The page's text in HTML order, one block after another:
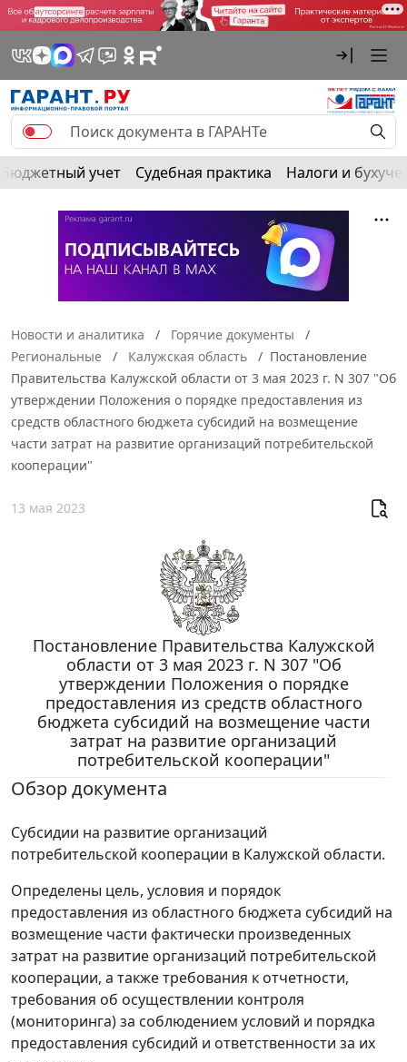
Бюджетный учет Судебная практика Налоги и
Новости и аналитика
Горячие документы
Региональные
Калужская область
Постановление
Правительства Калужской области от 3 мая 2023 г. N 307 "Об
утверждении Положения о порядке предоставления из
средств областного бюджета субсидий на возмещение
части затрат на развитие организаций потребительской
кооперации"
13 мая 2023
Постановление Правительства Калужской
области от 3 мая 2023 г. N 307 "Об
утверждении Положения о порядке
предоставления из средств областного
бюджета субсидий на возмещение части
затрат на развитие организаций
потребительской кооперации"
Обзор документа
Субсидии на развитие организаций
потребительской кооперации в Калужской области.
Определены цель, условия и порядок
предоставления из областного бюджета субсидий на
возмещение части фактически произведенных
затрат на развитие организаций потребительской
кооперации, а также требования к отчетности,
требования об осуществлении контроля
(мониторинга) за соблюдением условий и порядка
предоставления субсидий и ответственности за их